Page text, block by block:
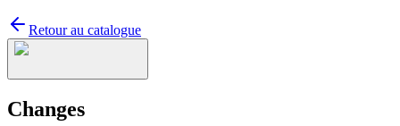
Retour au catalogue
Changes